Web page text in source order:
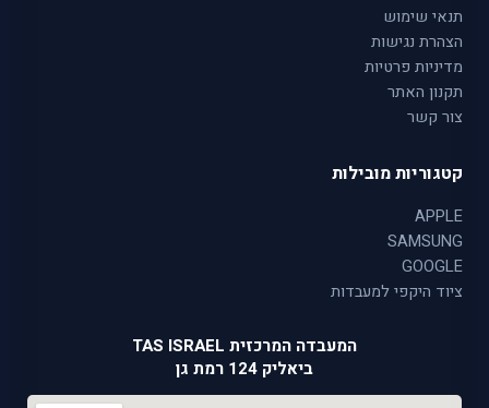
תנאי שימוש
הצהרת נגישות
מדיניות פרטיות
תקנון האתר
צור קשר
קטגוריות מובילות
APPLE
SAMSUNG
GOOGLE
ציוד היקפי למעבדות
המעבדה המרכזית TAS ISRAEL
ביאליק 124 רמת גן